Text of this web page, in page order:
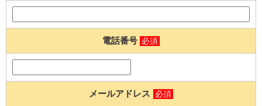
電話番号 必須
メールアドレス 必須